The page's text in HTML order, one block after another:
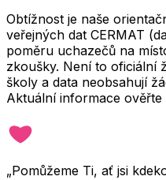
Obtížnost je naše
veřejných dat CERMAT
poměru uchazečů na
zkoušky. Není to oficiální
školy a data neobsahují
Aktuální informace ověřte
„Pomůžeme Ti, ať jsi